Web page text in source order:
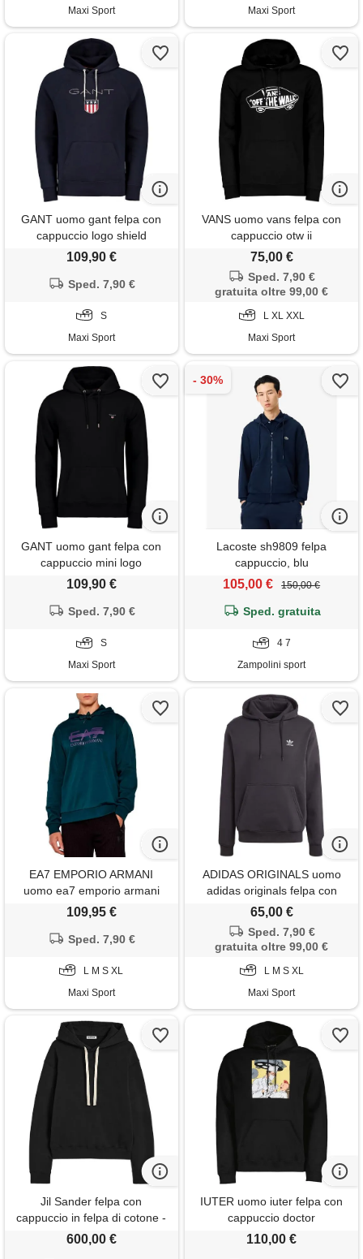
Maxi Sport Maxi Sport
GANT uomo gant felpa con
cappuccio logo shield
109,90 €
Sped. 7,90 €
S
Maxi Sport
VANS uomo vans felpa con
cappuccio otw ii
75,00 €
Sped. 7,90 €
gratuita oltre 99,00 €
L XL XXL
Maxi Sport
GANT uomo gant felpa con
cappuccio mini logo
109,90 €
Sped. 7,90 €
S
Maxi Sport
Lacoste sh9809 felpa
cappuccio, blu
105,00 € 150,00 €
Sped. gratuita
4 7
Zampolini sport
EA7 EMPORIO ARMANI
uomo ea7 emporio armani
felpa con cappuccio logo
109,95 €
Sped. 7,90 €
L M S XL
Maxi Sport
ADIDAS ORIGINALS uomo
adidas originals felpa con
cappuccio trefoil essentials
65,00 €
Sped. 7,90 €
gratuita oltre 99,00 €
L M S XL
Maxi Sport
Jil Sander felpa con
cappuccio in felpa di cotone -
nero
600,00 €
IUTER uomo iuter felpa con
cappuccio doctor
110,00 €